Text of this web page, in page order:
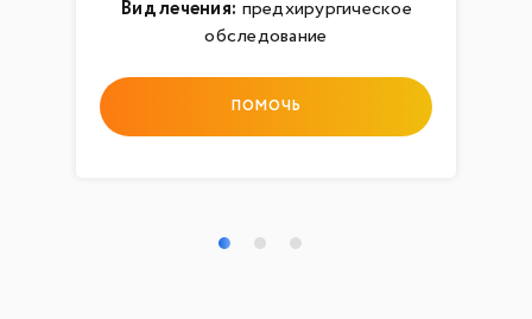
Вид лечения: предхирургическое
обследование
ПОМОЧЬ